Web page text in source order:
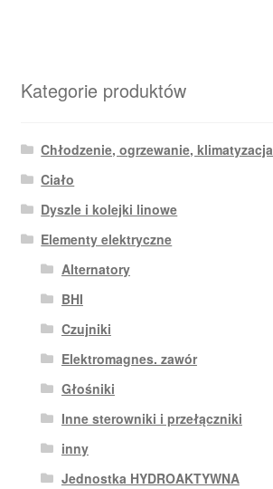
Kategorie produktów
Chłodzenie, ogrzewanie, klimatyzacja
Ciało
Dyszle i kolejki linowe
Elementy elektryczne
Alternatory
BHI
Czujniki
Elektromagnes. zawór
Głośniki
Inne sterowniki i przełączniki
inny
Jednostka HYDROAKTYWNA